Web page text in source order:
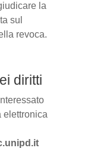
la
sul
revoca.
diritti
elettronica